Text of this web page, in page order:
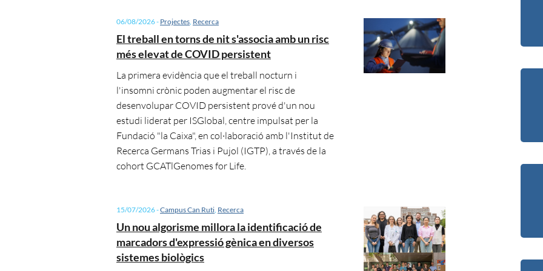
06/08/2026- Projectes, Recerca
El treball en torns de nit s'associa amb un risc
més elevat de COVID persistent
La primera evidència que el treball nocturn i
l'insomni crònic poden augmentar el risc de
desenvolupar COVID persistent prové d'un nou
estudi liderat per ISGlobal, centre impulsat per la
Fundació "la Caixa", en col·laboració amb l'Institut de
Recerca Germans Trias i Pujol (IGTP), a través de la
cohort GCATlGenomes for Life.
15/07/2026-Campus Can Ruti, Recerca
Un nou algorisme millora la identificació de
marcadors d'expressió gènica en diversos
sistemes biològics